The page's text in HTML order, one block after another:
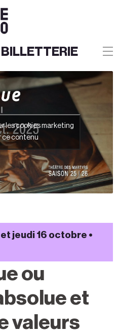
BILLETTERIE
les cookies marketing
ce contenu
jeudi 16 octobre •
ou
et
valeurs